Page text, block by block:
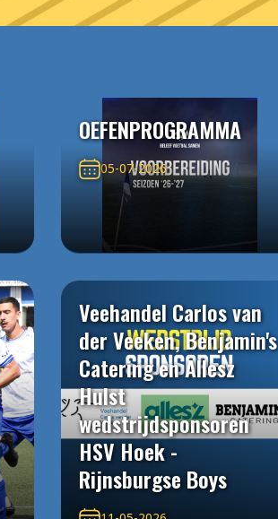
OEFENPROGRAMMA
05-07-2026
Veehandel Carlos van
der Veeken, Benjamin's
Catering en Allesz
Hulst
wedstrijdsponsoren
HSV Hoek -
Rijnsburgse Boys